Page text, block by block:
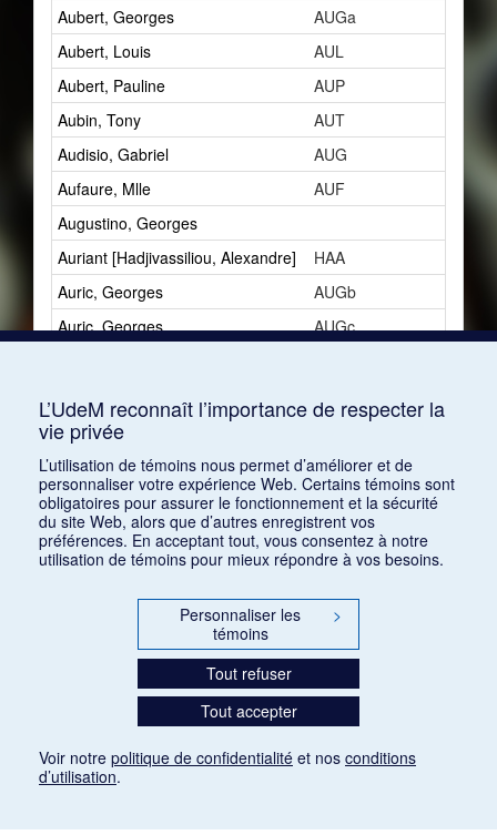
Aubert, Georges
AUGa
Aubert, Louis
AUL
Aubert, Pauline
AUP
Aubin, Tony
AUT
Audisio, Gabriel
AUG
Aufaure, Mlle
AUF
Augustino, Georges
Auriant [Hadjivassiliou, Alexandre]
HAA
Auric, Georges
AUGb
Auric, Georges
AUGc
3
Azpiri, Munoz
L’UdeM reconnaît l’importance de respecter la
vie privée
L’utilisation de témoins nous permet d’améliorer et de
personnaliser votre expérience Web. Certains témoins sont
obligatoires pour assurer le fonctionnement et la sécurité
du site Web, alors que d’autres enregistrent vos
préférences. En acceptant tout, vous consentez à notre
utilisation de témoins pour mieux répondre à vos besoins.
Personnaliser les
témoins
>
Tout refuser
Tout accepter
Voir notre politique de confidentialité et nos conditions
d’utilisation.